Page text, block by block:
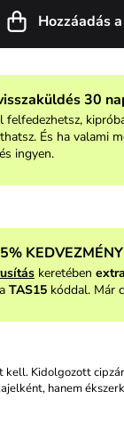
Hozzáadás
30
felfedezhetsz,
És ha valami
ingyen.
keretében
a TAS15kóddal. Már
kell. Kidolgozott
hanem